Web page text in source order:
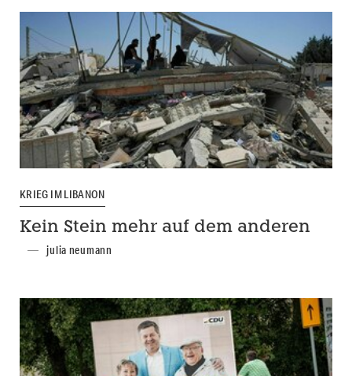
KRIEG IM LIBANON
Kein Stein mehr auf dem anderen
julia neumann